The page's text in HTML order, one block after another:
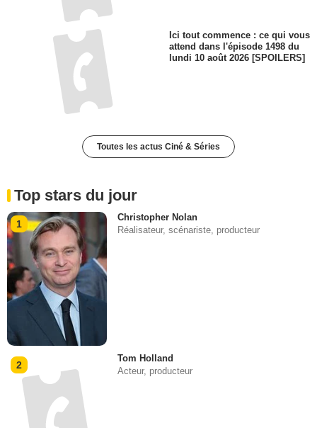
Ici tout commence : ce qui vous
attend dans l'épisode 1498 du
lundi 10 août 2026 [SPOILERS]
Toutes les actus Ciné & Séries
Top stars du jour
1
Christopher Nolan
Réalisateur, scénariste, producteur
2
Tom Holland
Acteur, producteur